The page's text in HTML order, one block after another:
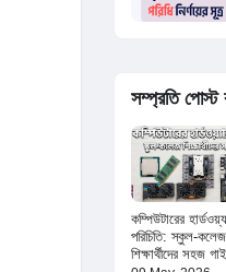
সম্প্রতি পোস্ট
কম্পিউটারের
পরিচিতি: স্কুল-কলেজ
শিক্ষার্থীদের সহজ